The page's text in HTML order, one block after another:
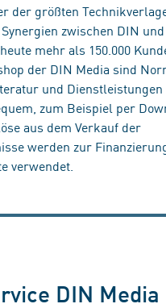
der größten
zwischen DIN
mehr als 150.000
der DIN Media sind
und
zum Beispiel per
aus dem Verkauf der
werden zur
verwendet.
DIN Media